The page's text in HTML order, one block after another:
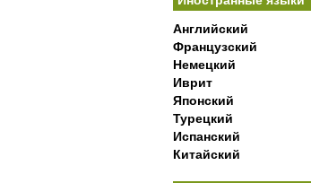
Английский
Французский
Немецкий
Иврит
Японский
Турецкий
Испанский
Китайский